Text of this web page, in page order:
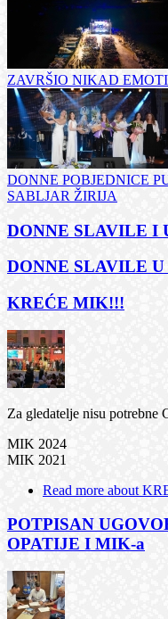
ZAVRŠIO NIKAD
DONNE POBJEDNICE
SABLJAR ŽIRIJA
DONNE SLAVILE I
DONNE SLAVILE
KREĆE MIK!!!
Za gledatelje nisu
MIK 2024
MIK 2021
Read more about
POTPISAN
OPATIJE I MIK-a